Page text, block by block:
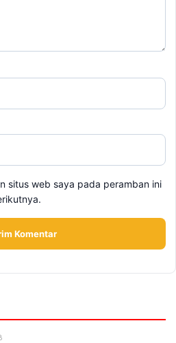
situs web saya pada peramban ini